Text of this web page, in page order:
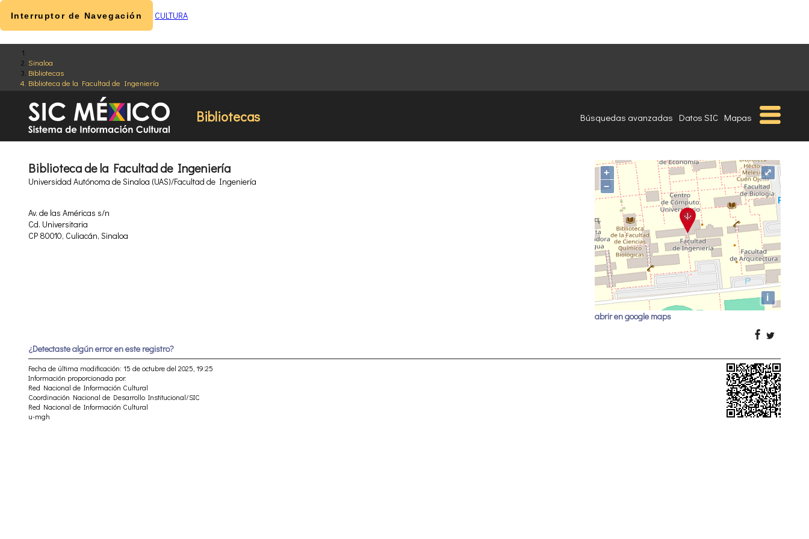
Sinaloa
Bibliotecas
Biblioteca de la Facultad de Ingeniería
Bibliotecas Búsquedas avanzadas Datos SIC Mapas
Interruptor de Navegación CULTURA
Biblioteca de la Facultad de Ingeniería
Universidad Autónoma de Sinaloa (UAS)/Facultad de Ingeniería
Av. de las Américas s/n
Cd. Universitaria
CP 80010, Culiacán, Sinaloa
+
−
i
⤢
abrir en google maps
¿Detectaste algún error en este registro?
Fecha de última modificación: 15 de octubre del 2025, 19:25
Información proporcionada por:
Red Nacional de Información Cultural
Coordinación Nacional de Desarrollo Institucional/SIC
Red Nacional de Información Cultural
u-mgh